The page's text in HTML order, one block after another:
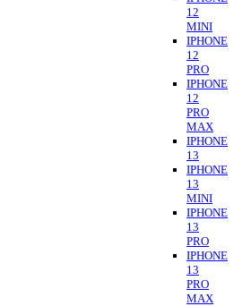
12
MINI
IPHONE
12
PRO
IPHONE
12
PRO
MAX
IPHONE
13
IPHONE
13
MINI
IPHONE
13
PRO
IPHONE
13
PRO
MAX